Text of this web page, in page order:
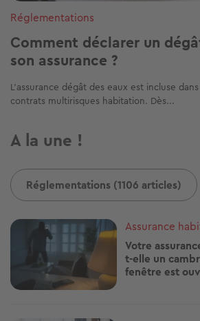
Réglementations
Comment déclarer un
son assurance ?
L’assurance dégât des eaux est incluse
contrats multirisques habitation. Dès...
A la une !
Réglementations (1106 articles)
Image
Assurance
Votre
t-elle un
fenêtre est